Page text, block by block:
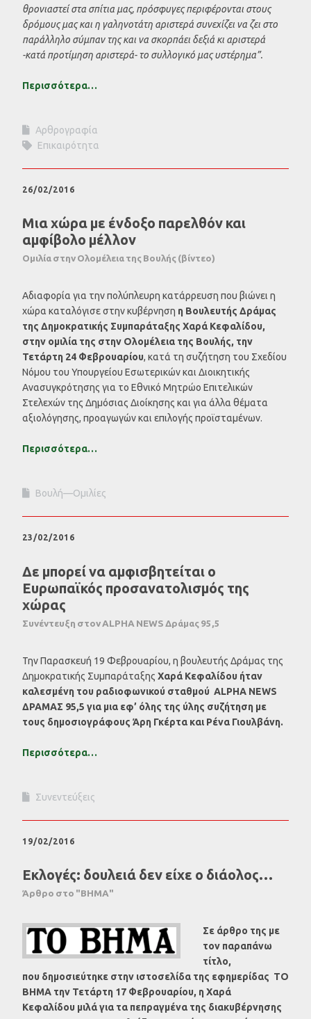
θρονιαστεί στα σπίτια μας, πρόσφυγες περιφέρονται στους
δρόμους μας και η γαληνοτάτη αριστερά συνεχίζει να ζει στο
παράλληλο σύμπαν της και να σκορπάει δεξιά κι αριστερά
-κατά προτίμηση αριστερά- το συλλογικό μας υστέρημα”.
Περισσότερα…
Αρθρογραφία
Επικαιρότητα
26/02/2016
Mια χώρα με ένδοξο παρελθόν και
αμφίβολο μέλλον
Ομιλία στην Ολομέλεια της Βουλής (βίντεο)
Αδιαφορία για την πολύπλευρη κατάρρευση που βιώνει η
χώρα καταλόγισε στην κυβέρνηση η Βουλευτής Δράμας
της Δημοκρατικής Συμπαράταξης Χαρά Κεφαλίδου,
στην ομιλία της στην Ολομέλεια της Βουλής, την
Τετάρτη 24 Φεβρουαρίου, κατά τη συζήτηση του Σχεδίου
Νόμου του Υπουργείου Εσωτερικών και Διοικητικής
Ανασυγκρότησης για το Εθνικό Μητρώο Επιτελικών
Στελεχών της Δημόσιας Διοίκησης και για άλλα θέματα
αξιολόγησης, προαγωγών και επιλογής προϊσταμένων.
Περισσότερα…
Βουλή—Ομιλίες
23/02/2016
Δε μπορεί να αμφισβητείται ο
Ευρωπαϊκός προσανατολισμός της
χώρας
Συνέντευξη στον ALPHA NEWS Δράμας 95,5
Την Παρασκευή 19 Φεβρουαρίου, η βουλευτής Δράμας της
Δημοκρατικής Συμπαράταξης Χαρά Κεφαλίδου ήταν
καλεσμένη του ραδιοφωνικού σταθμού ALPHA NEWS
ΔΡΑΜΑΣ 95,5 για μια εφ’ όλης της ύλης συζήτηση με
τους δημοσιογράφους Άρη Γκέρτα και Ρένα Γιουλβάνη.
Περισσότερα…
Συνεντεύξεις
19/02/2016
Εκλογές: δουλειά δεν είχε ο διάολος…
Άρθρο στο "ΒΗΜΑ"
Σε άρθρο της με
τον παραπάνω
τίτλο,
που δημοσιεύτηκε στην ιστοσελίδα της εφημερίδας ΤΟ
ΒΗΜΑ την Τετάρτη 17 Φεβρουαρίου, η Χαρά
Κεφαλίδου μιλά για τα πεπραγμένα της διακυβέρνησης